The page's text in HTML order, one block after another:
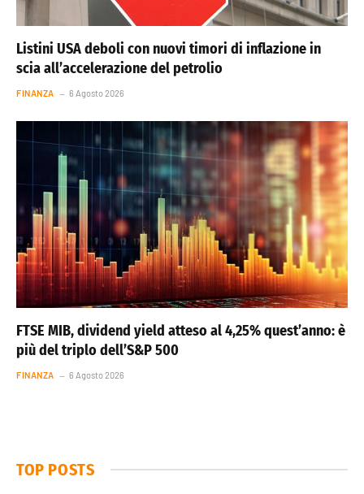
Listini USA deboli con nuovi timori di inflazione in
scia all’accelerazione del petrolio
FINANZA 6 Agosto 2026
FTSE MIB, dividend yield atteso al 4,25% quest’anno: è
più del triplo dell’S&P 500
FINANZA 6 Agosto 2026
TOP POSTS